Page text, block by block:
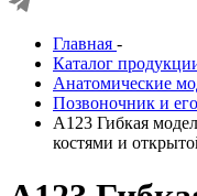
Главная -
Каталог
Анатомические
Позвоночник и
A123 Гибкая
костями и